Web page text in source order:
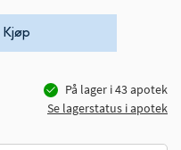
Kjøp
På lager i43apotek
Se lagerstatus i apotek